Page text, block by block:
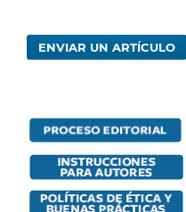
ENVIAR UN ARTÍCULO